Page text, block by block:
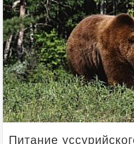
Питание